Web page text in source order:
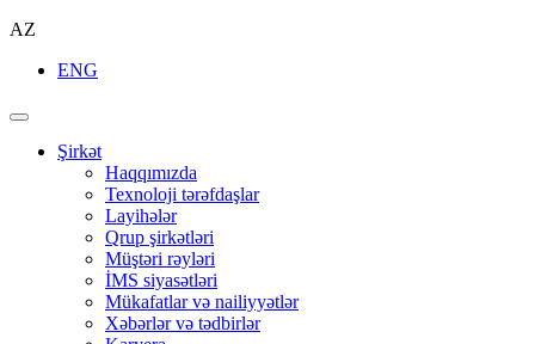
AZ
ENG
Şirkət
Haqqımızda
Texnoloji tərəfdaşlar
Layihələr
Qrup şirkətləri
Müştəri rəyləri
İMS siyasətləri
Mükafatlar və nailiyyətlər
Xəbərlər və tədbirlər